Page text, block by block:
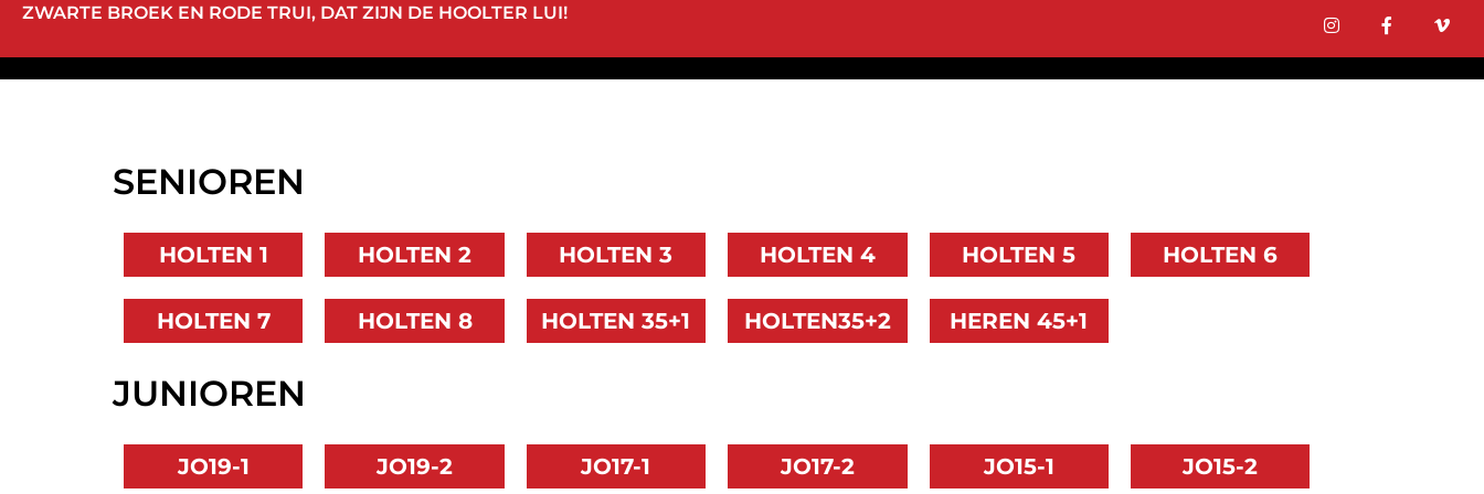
ZWARTE BROEK EN RODE TRUI, DAT ZIJN DE HOOLTER LUI!
SENIOREN
HOLTEN 1 HOLTEN 2 HOLTEN 3 HOLTEN 4 HOLTEN 5 HOLTEN 6
HOLTEN 7 HOLTEN 8 HOLTEN 35+1 HOLTEN35+2 HEREN 45+1
JUNIOREN
JO19-1 JO19-2 JO17-1 JO17-2 JO15-1 JO15-2